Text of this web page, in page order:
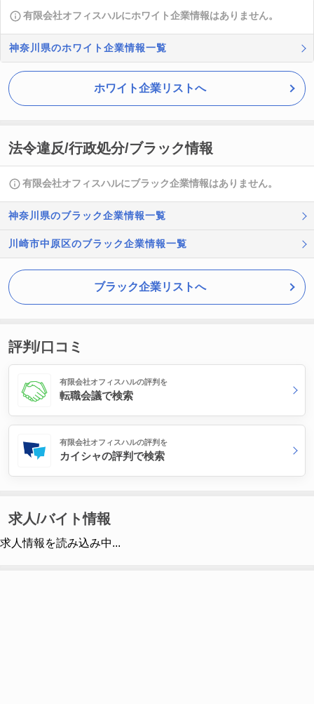
有限会社オフィスハルにホワイト企業情報はありません。
神奈川県のホワイト企業情報一覧
ホワイト企業リストへ
法令違反/行政処分/ブラック情報
有限会社オフィスハルにブラック企業情報はありません。
神奈川県のブラック企業情報一覧
川崎市中原区のブラック企業情報一覧
ブラック企業リストへ
評判/口コミ
有限会社オフィスハルの評判を
転職会議で検索
有限会社オフィスハルの評判を
カイシャの評判で検索
求人/バイト情報
求人情報を読み込み中...